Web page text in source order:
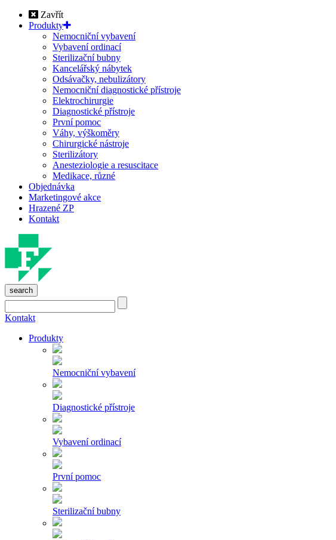
Zavřít
Produkty
Nemocniční vybavení
Vybavení ordinací
Sterilizační bubny
Kancelářský nábytek
Odsávačky, nebulizátory
Nemocniční diagnostické přístroje
Elektrochirurgie
Diagnostické přístroje
První pomoc
Váhy, výškoměry
Chirurgické nástroje
Sterilizátory
Anesteziologie a resuscitace
Medikace, různé
Objednávka
Marketingové akce
Hrazené ZP
Kontakt
search
Kontakt
Produkty
Nemocniční vybavení
Diagnostické přístroje
Vybavení ordinací
První pomoc
Sterilizační bubny